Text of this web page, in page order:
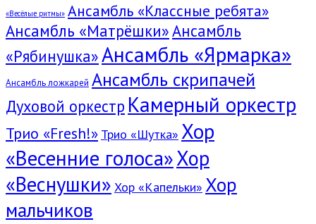
«Весёлые ритмы» Ансамбль «Классные ребята»
Ансамбль «Матрёшки»Ансамбль
«Рябинушка»Ансамбль «Ярмарка»
Ансамбль ложкарей Ансамбль скрипачей
Духовой оркестр Камерный оркестр
Трио «Fresh!» Трио «Шутка» Хор
«Весенние голоса»Хор
«Веснушки» Хор «Капельки» Хор
мальчиков